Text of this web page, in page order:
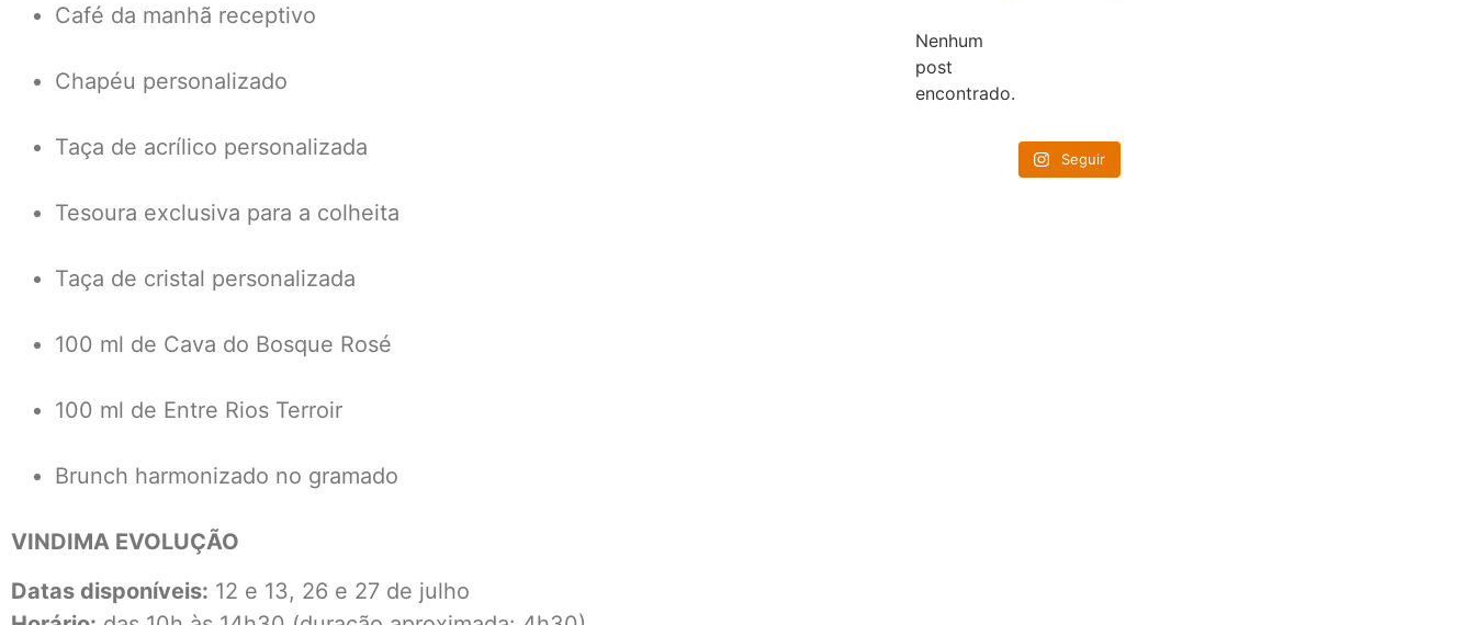
Café da manhã receptivo
Chapéu personalizado
Taça de acrílico personalizada
Tesoura exclusiva para a colheita
Taça de cristal personalizada
100 ml de Cava do Bosque Rosé
100 ml de Entre Rios Terroir
Brunch harmonizado no gramado
VINDIMA EVOLUÇÃO
Datas disponíveis: 12 e 13, 26 e 27 de julho
Nenhum
post
encontrado.
Seguir